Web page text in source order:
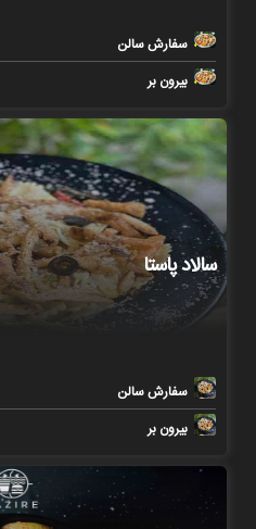
سفارش سالن
بیرون بر
سالاد پاستا
سفارش سالن
بیرون بر